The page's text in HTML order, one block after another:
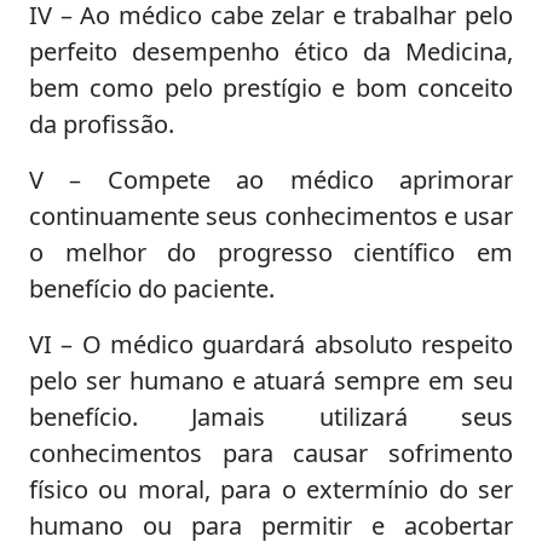
IV – Ao médico cabe zelar e trabalhar pelo
perfeito desempenho ético da Medicina,
bem como pelo prestígio e bom conceito
da profissão.
V – Compete ao médico aprimorar
continuamente seus conhecimentos e usar
o melhor do progresso científico em
benefício do paciente.
VI – O médico guardará absoluto respeito
pelo ser humano e atuará sempre em seu
benefício. Jamais utilizará seus
conhecimentos para causar sofrimento
físico ou moral, para o extermínio do ser
humano ou para permitir e acobertar